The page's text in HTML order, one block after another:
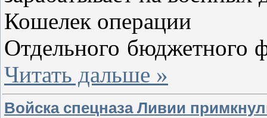
Кошелек операции
Отдельного бюджетного
Читать дальше »
Войска спецназа Ливии